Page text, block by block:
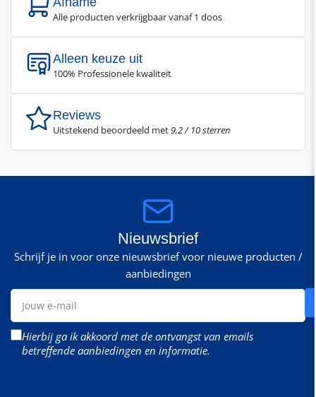
Alle producten verkrijgbaar vanaf 1 doos
Alleen keuze uit
100% Professionele kwaliteit
Reviews
Uitstekend beoordeeld met9,2 / 10 sterren
Nieuwsbrief
Schrijf je in voor onze nieuwsbrief voor nieuwe producten /
aanbiedingen
Jouw
mail
Hierbij ga ik akkoord met de ontvangst van emails
betreffende aanbiedingen en informatie.